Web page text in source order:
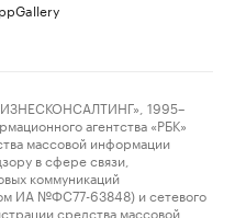
1995–
агентства «РБК»
массовой информации
в сфере связи,
коммуникаций
ИА №ФС77-63848) и сетевого
средства массовой